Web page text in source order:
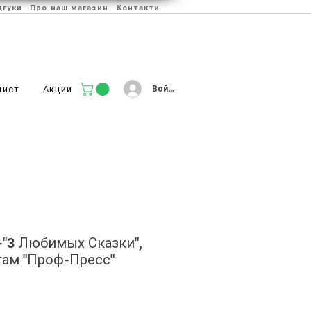
Про наш магазин Контакти
Акции Войти
Любимых Сказки",
"Проф-Пресс"